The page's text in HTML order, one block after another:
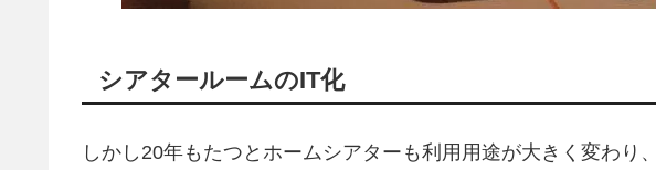
シアタールームのIT化
しかし20年もたつとホームシアターも利用用途が大きく変わり